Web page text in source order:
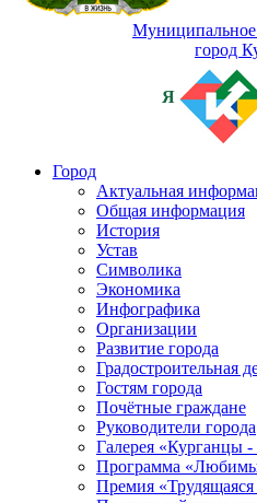
Муниципальное
город
Я
Город
Актуальная
Общая информация
История
Устав
Символика
Экономика
Инфографика
Организации
Развитие города
Градостроительная
Гостям города
Почётные граждане
Руководители города
Галерея «Курганцы -
Программа
Премия